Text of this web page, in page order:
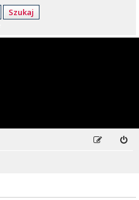
Szukaj